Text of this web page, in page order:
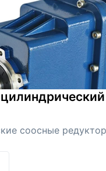
соосные